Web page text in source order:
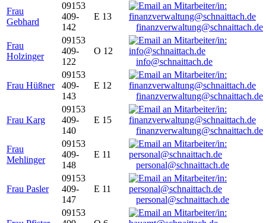
Frau
Gebhard
09153
409-
142
E 13
finanzverwaltung@schnaittach.de
Frau
Holzinger
09153
409-
122
O 12
info@schnaittach.de
Frau Hüßner
09153
409-
143
E 12
finanzverwaltung@schnaittach.de
Frau Karg
09153
409-
140
E 15
finanzverwaltung@schnaittach.de
Frau
Mehlinger
09153
409-
148
E 11
personal@schnaittach.de
Frau Pasler
09153
409-
147
E 11
personal@schnaittach.de
09153